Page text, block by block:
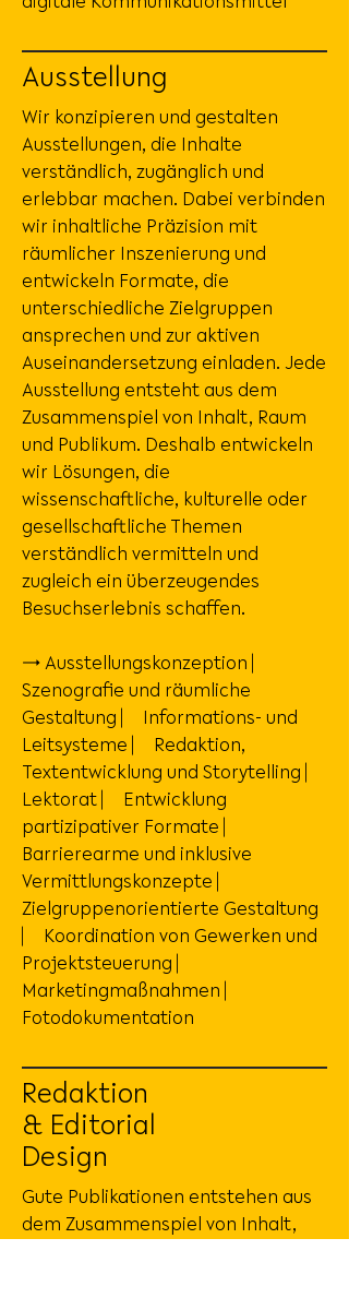
Ausstellung
Wir konzipieren und gestalten
Ausstellungen, die Inhalte
verständlich, zugänglich und
erlebbar machen. Dabei verbinden
wir inhaltliche Präzision mit
räumlicher Inszenierung und
entwickeln Formate, die
unterschiedliche Zielgruppen
ansprechen und zur aktiven
Auseinandersetzung einladen. Jede
Ausstellung entsteht aus dem
Zusammenspiel von Inhalt, Raum
und Publikum. Deshalb entwickeln
wir Lösungen, die
wissenschaftliche, kulturelle oder
gesellschaftliche Themen
verständlich vermitteln und
zugleich ein überzeugendes
Besuchserlebnis schaffen.
→ Ausstellungskonzeption ⎸
Szenografie und räumliche
Gestaltung ⎸ Informations- und
Leitsysteme ⎸ Redaktion,
Textentwicklung und Storytelling ⎸
Lektorat ⎸ Entwicklung
partizipativer Formate ⎸
Barrierearme und inklusive
Vermittlungskonzepte ⎸
Zielgruppenorientierte Gestaltung
⎸ Koordination von Gewerken und
Projektsteuerung ⎸
Marketingmaßnahmen ⎸
Fotodokumentation
Redaktion
& Editorial
Design
Gute Publikationen entstehen aus
dem Zusammenspiel von Inhalt,